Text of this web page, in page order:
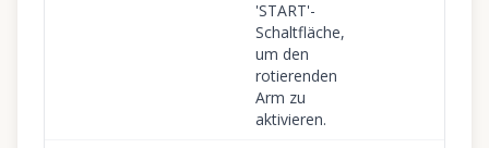
'START'-
Schaltfläche,
um den
rotierenden
Arm zu
aktivieren.